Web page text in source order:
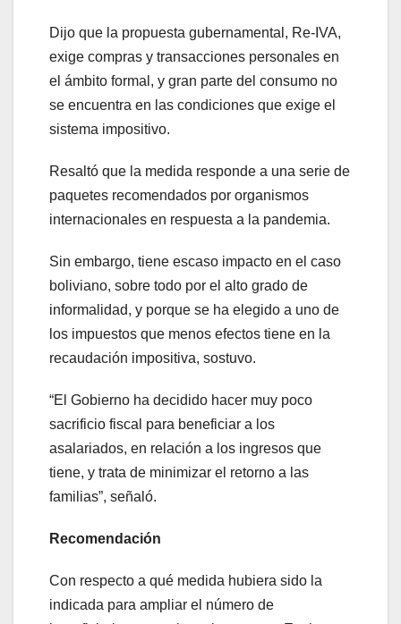
Dijo que la propuesta gubernamental, Re-IVA,
exige compras y transacciones personales en
el ámbito formal, y gran parte del consumo no
se encuentra en las condiciones que exige el
sistema impositivo.
Resaltó que la medida responde a una serie de
paquetes recomendados por organismos
internacionales en respuesta a la pandemia.
Sin embargo, tiene escaso impacto en el caso
boliviano, sobre todo por el alto grado de
informalidad, y porque se ha elegido a uno de
los impuestos que menos efectos tiene en la
recaudación impositiva, sostuvo.
“El Gobierno ha decidido hacer muy poco
sacrificio fiscal para beneficiar a los
asalariados, en relación a los ingresos que
tiene, y trata de minimizar el retorno a las
familias”, señaló.
Recomendación
Con respecto a qué medida hubiera sido la
indicada para ampliar el número de